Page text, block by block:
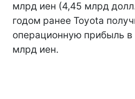
млрд иен (4,45 млрд
годом ранее Toyota
операционную прибыль
млрд иен.